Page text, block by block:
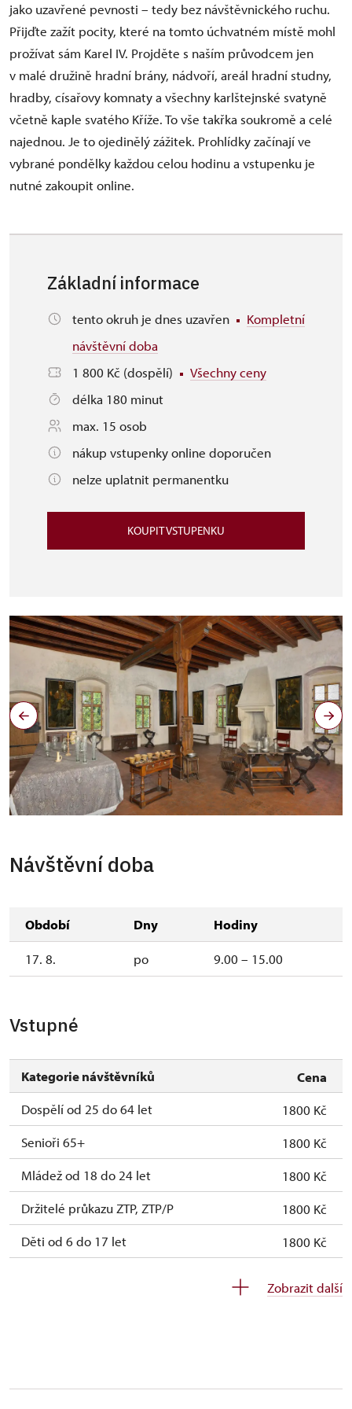
jako uzavřené pevnosti – tedy bez návštěvnického ruchu.
Přijďte zažít pocity, které na tomto úchvatném místě mohl
prožívat sám Karel IV. Projděte s naším průvodcem jen
v malé družině hradní brány, nádvoří, areál hradní studny,
hradby, císařovy komnaty a všechny karlštejnské svatyně
včetně kaple svatého Kříže. To vše takřka soukromě a celé
najednou. Je to ojedinělý zážitek. Prohlídky začínají ve
vybrané pondělky každou celou hodinu a vstupenku je
nutné zakoupit online.
Základní informace
tento okruh je dnes uzavřen
Kompletní
návštěvní doba
1 800 Kč (dospělí)
Všechny ceny
délka 180 minut
max. 15 osob
nákup vstupenky online doporučen
nelze uplatnit permanentku
KOUPIT VSTUPENKU
Návštěvní doba
Období Dny Hodiny
17. 8. po 9.00 – 15.00
Vstupné
Kategorie návštěvníků
Cena
Dospělí od 25 do 64 let
1800 Kč
Senioři 65+
1800 Kč
Mládež od 18 do 24 let
1800 Kč
Držitelé průkazu ZTP, ZTP/P
1800 Kč
Děti od 6 do 17 let
1800 Kč
Průvodce organizované skupiny (1 osobaneposkytuje se
Zobrazit další